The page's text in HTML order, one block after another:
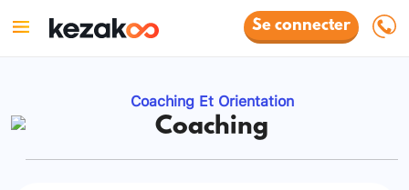
Se connecter
Coaching Et Orientation
Coaching